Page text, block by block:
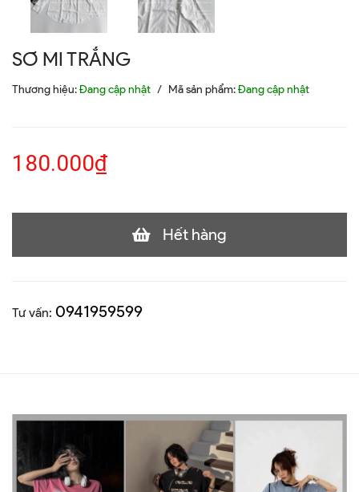
SƠ MI TRẮNG
Thương hiệu:Đang cập nhật / Mã sản phẩm:Đang cập nhật
180.000₫
Hết hàng
Tư vấn: 0941959599